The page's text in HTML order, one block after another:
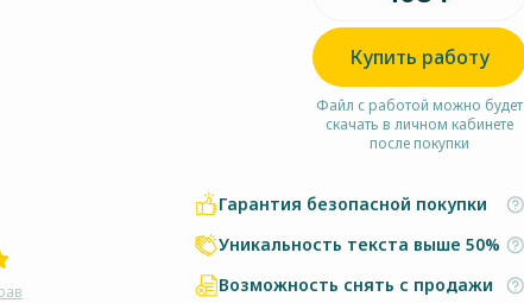
Купить работу
Файл с работой можно будет
скачать в личном кабинете
после покупки
Гарантия безопасной покупки
Уникальность текста выше 50%
Возможность снять с продажи